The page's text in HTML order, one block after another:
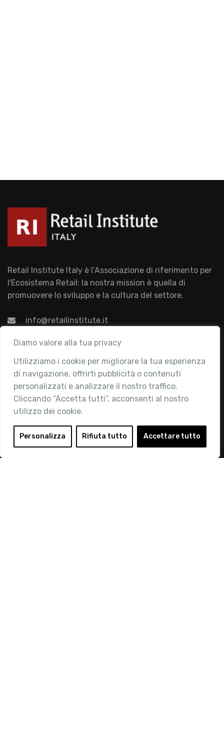
Diamo valore alla tua privacy
Utilizziamo i cookie per migliorare la tua esperienza
di navigazione, offrirti pubblicità o contenuti
personalizzati e analizzare il nostro traffico.
Cliccando “Accetta tutti”, acconsenti al nostro
utilizzo dei cookie.
Personalizza Rifiuta tutto Accettare tutto
Retail Institute Italy è l’Associazione di riferimento per
l'Ecosistema Retail: la nostra mission è quella di
promuovere lo sviluppo e la cultura del settore.
info@retailinstitute.it
Associazione
Chi siamo
Attività
Contatti
Area Riservata
Login
Diventa Socio